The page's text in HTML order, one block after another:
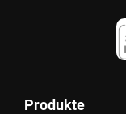
Produkte